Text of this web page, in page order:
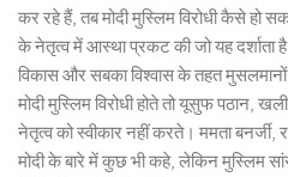
कर रहे हैं, तब मोदी मुस्लिम विरोधी कैसे हो
के नेतृत्व में आस्था प्रकट की जो यह दर्शाता
विकास और सबका विश्वास के तहत
मोदी मुस्लिम विरोधी होते तो यूसुफ पठान,
नेतृत्व को स्वीकार नहीं करते। ममता
मोदी के बारे में कुछ भी कहे, लेकिन मुस्लिम